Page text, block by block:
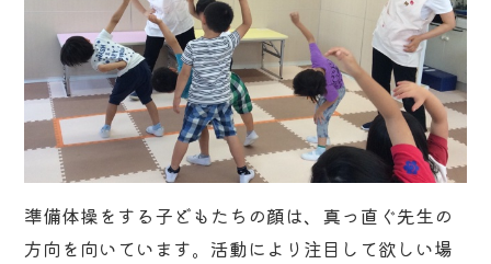
準備体操をする子どもたちの顔は、真っ直ぐ先生の
方向を向いています。活動により注目して欲しい場